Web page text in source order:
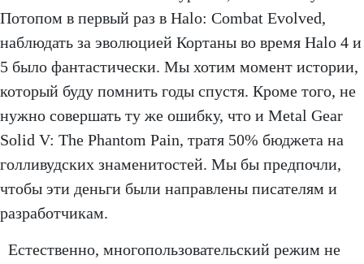
Потопом в первый раз в Halo: Combat Evolved,
наблюдать за эволюцией Кортаны во время Halo 4 и
5 было фантастически. Мы хотим момент истории,
который буду помнить годы спустя. Кроме того, не
нужно совершать ту же ошибку, что и Metal Gear
Solid V: The Phantom Pain, тратя 50% бюджета на
голливудских знаменитостей. Мы бы предпочли,
чтобы эти деньги были направлены писателям и
разработчикам.
Естественно, многопользовательский режим не